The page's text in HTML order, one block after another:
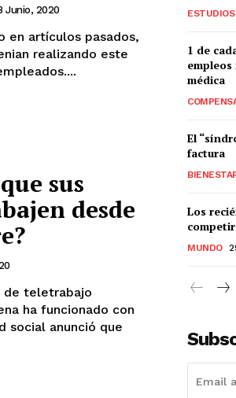
Junio, 2020
en artículos pasados,
realizando este
sus
desde
de teletrabajo
ha funcionado con
ESTUDIOS
1 de
médica
El
factura
Los
MUNDO